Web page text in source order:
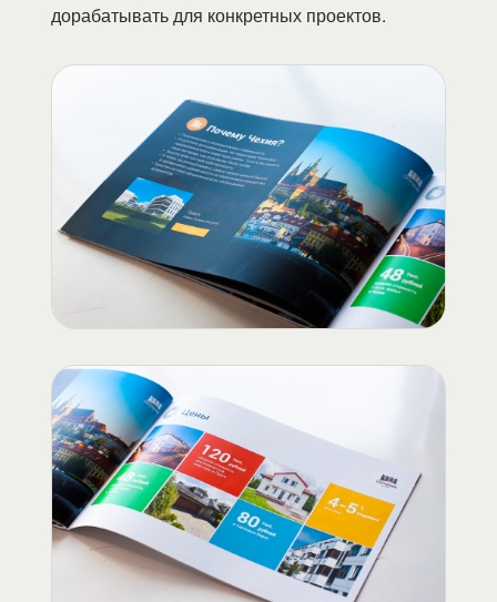
дорабатывать для конкретных проектов.